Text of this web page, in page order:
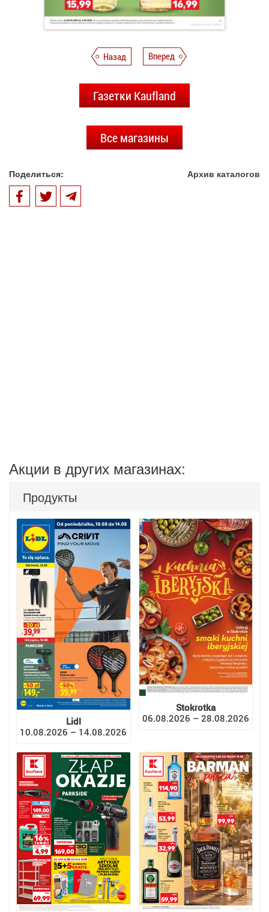
Назад Вперед
Газетки Kaufland
Все магазины
Поделиться: Архив каталогов
Акции в других магазинах:
Продукты
Lidl
10.08.2026 – 14.08.2026
Stokrotka
06.08.2026 – 28.08.2026